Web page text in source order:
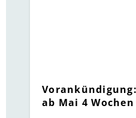
ab Mai 4